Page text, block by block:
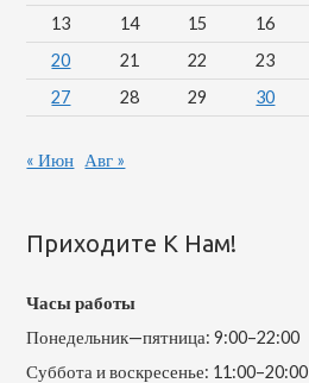
13
14 15 16
20
21 22 23
27
28 29 30
« Июн Авг »
Приходите К Нам!
Часы работы
Понедельник—пятница: 9:00–22:00
Суббота и воскресенье: 11:00–20:00